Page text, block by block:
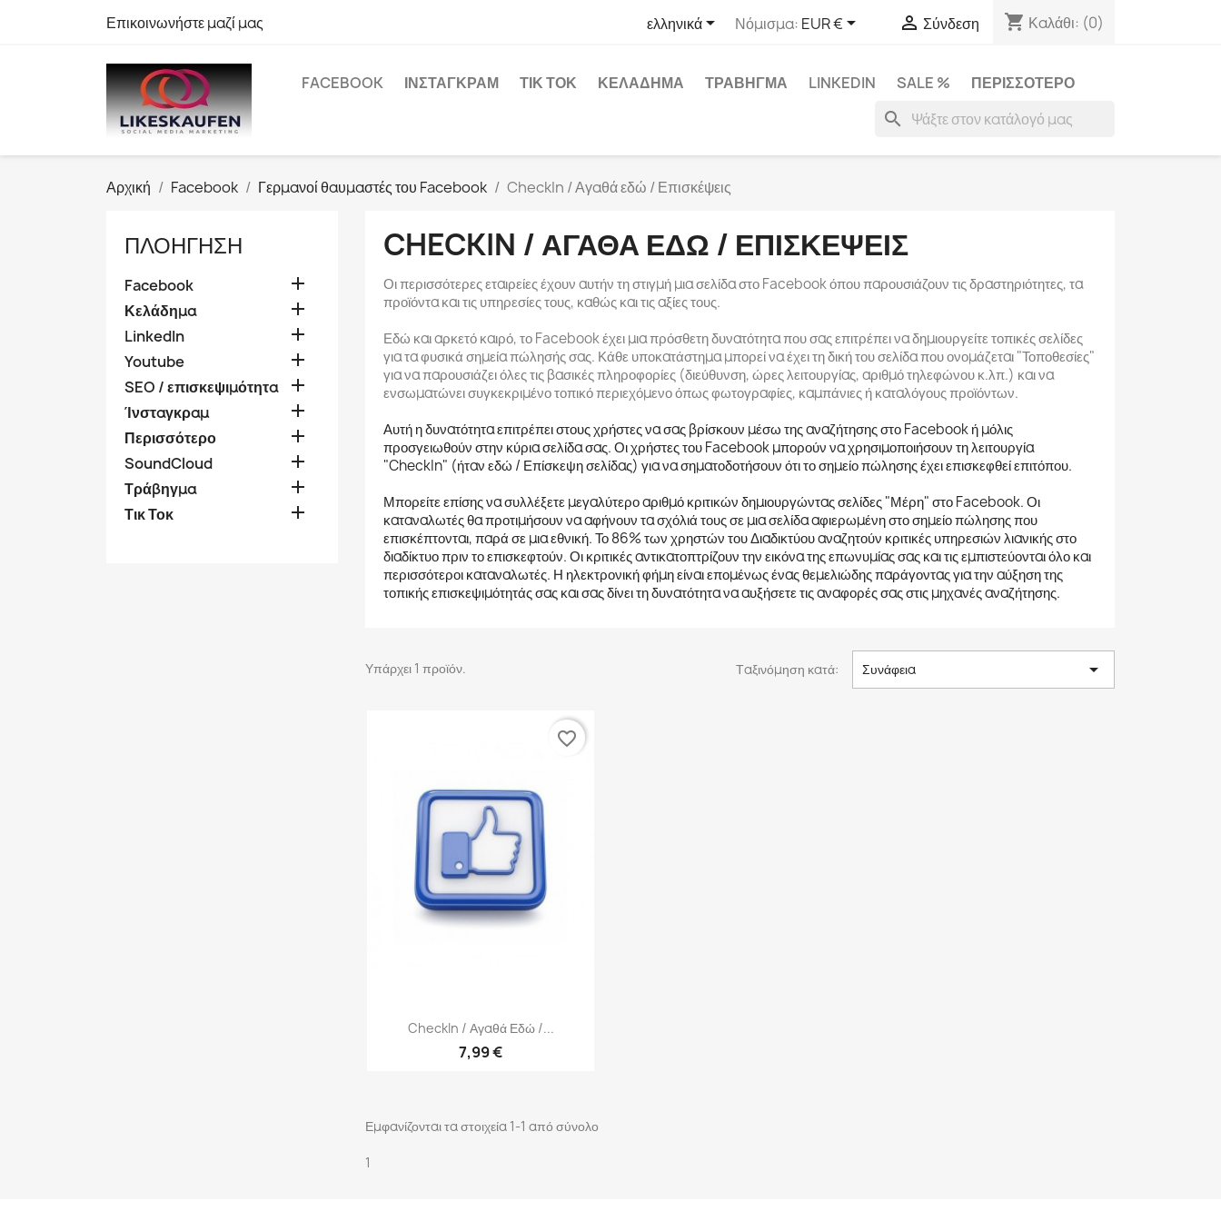
Επικοινωνήστε μαζί μας ελληνικά Νόμισμα: EUR €  Σύνδεση shopping_cart Καλάθι: (0)
FACEBOOK ΊΝΣΤΑΓΚΡΑΜ ΤΙΚ ΤΟΚ ΚΕΛΆΔΗΜΑ ΤΡΆΒΗΓΜΑ LINKEDIN SALE % ΠΕΡΙΣΣΌΤΕΡΟ
search
Αρχική Facebook Γερμανοί θαυμαστές του Facebook CheckIn / Αγαθά εδώ / Επισκέψεις
ΠΛΟΉΓΗΣΗ
Facebook 
Κελάδημα 
LinkedIn 
Youtube 
SEO / επισκεψιμότητα 
Ίνσταγκραμ 
Περισσότερο 
SoundCloud 
Τράβηγμα 
Τικ Τοκ 
CHECKIN / ΑΓΑΘΆ ΕΔΏ / ΕΠΙΣΚΈΨΕΙΣ
Οι περισσότερες εταιρείες έχουν αυτήν τη στιγμή μια σελίδα στο Facebook όπου παρουσιάζουν τις δραστηριότητες, τα
προϊόντα και τις υπηρεσίες τους, καθώς και τις αξίες τους.
Εδώ και αρκετό καιρό, το Facebook έχει μια πρόσθετη δυνατότητα που σας επιτρέπει να δημιουργείτε τοπικές σελίδες
για τα φυσικά σημεία πώλησής σας. Κάθε υποκατάστημα μπορεί να έχει τη δική του σελίδα που ονομάζεται "Τοποθεσίες"
για να παρουσιάζει όλες τις βασικές πληροφορίες (διεύθυνση, ώρες λειτουργίας, αριθμό τηλεφώνου κ.λπ.) και να
ενσωματώνει συγκεκριμένο τοπικό περιεχόμενο όπως φωτογραφίες, καμπάνιες ή καταλόγους προϊόντων.
Αυτή η δυνατότητα επιτρέπει στους χρήστες να σας βρίσκουν μέσω της αναζήτησης στο Facebook ή μόλις
προσγειωθούν στην κύρια σελίδα σας. Οι χρήστες του Facebook μπορούν να χρησιμοποιήσουν τη λειτουργία
"CheckIn" (ήταν εδώ / Επίσκεψη σελίδας) για να σηματοδοτήσουν ότι το σημείο πώλησης έχει επισκεφθεί επιτόπου.
Μπορείτε επίσης να συλλέξετε μεγαλύτερο αριθμό κριτικών δημιουργώντας σελίδες "Μέρη" στο Facebook. Οι
καταναλωτές θα προτιμήσουν να αφήνουν τα σχόλιά τους σε μια σελίδα αφιερωμένη στο σημείο πώλησης που
επισκέπτονται, παρά σε μια εθνική. Το 86% των χρηστών του Διαδικτύου αναζητούν κριτικές υπηρεσιών λιανικής στο
διαδίκτυο πριν το επισκεφτούν. Οι κριτικές αντικατοπτρίζουν την εικόνα της επωνυμίας σας και τις εμπιστεύονται όλο και
περισσότεροι καταναλωτές. Η ηλεκτρονική φήμη είναι επομένως ένας θεμελιώδης παράγοντας για την αύξηση της
τοπικής επισκεψιμότητάς σας και σας δίνει τη δυνατότητα να αυξήσετε τις αναφορές σας στις μηχανές αναζήτησης.
Υπάρχει 1 προϊόν. Ταξινόμηση κατά: Συνάφεια 
Γρήγορη προβολή
CheckIn / Αγαθά Εδώ /...
7,99 €
favorite_border
Εμφανίζονται τα στοιχεία 1-1 από σύνολο
1